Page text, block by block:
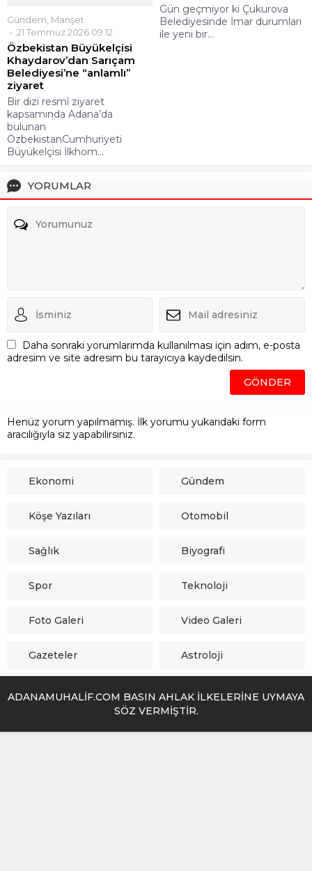
Gündem, Manşet
21 Temmuz 2026 09:12
Özbekistan Büyükelçisi
Khaydarov’dan Sarıçam
Belediyesi’ne “anlamlı”
ziyaret
Bir dizi resmî ziyaret
kapsamında Adana’da
bulunan
ÖzbekistanCumhuriyeti
Büyükelçisi İlkhom...
Gün geçmiyor ki Çukurova
Belediyesinde İmar durumları
ile yeni bir...
YORUMLAR
Daha sonraki yorumlarımda kullanılması için adım, e-posta
adresim ve site adresim bu tarayıcıya kaydedilsin.
Henüz yorum yapılmamış. İlk yorumu yukarıdaki form
aracılığıyla siz yapabilirsiniz.
Ekonomi Gündem
Köşe Yazıları Otomobil
Sağlık Biyografi
Spor Teknoloji
Foto Galeri Video Galeri
Gazeteler Astroloji
ADANAMUHALİF.COM BASIN AHLAK İLKELERİNE UYMAYA
SÖZ VERMİŞTİR.